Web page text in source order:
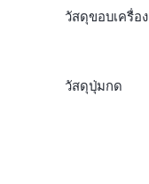
วัสดุขอบเครื่อง
วัสดุปุ่มกด